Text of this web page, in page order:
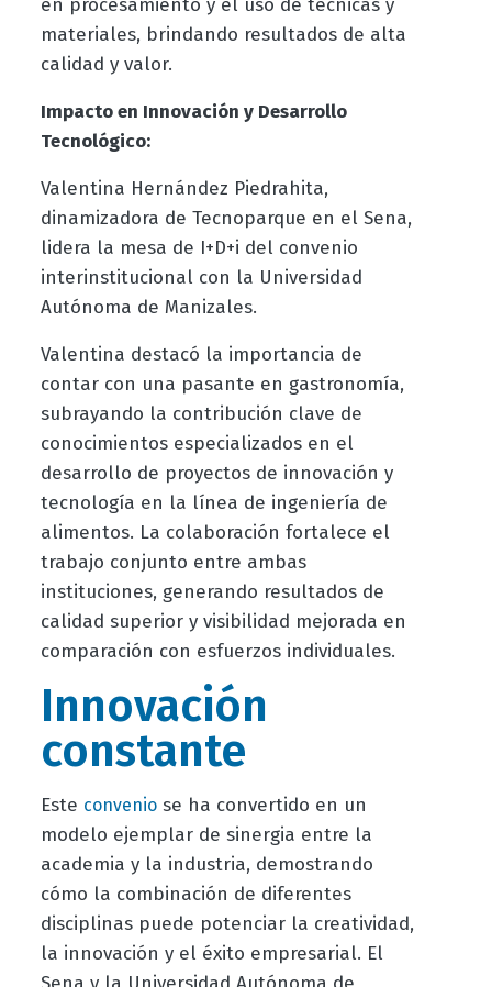
en procesamiento y el uso de técnicas y
materiales, brindando resultados de alta
calidad y valor.
Impacto en Innovación y Desarrollo
Tecnológico:
Valentina Hernández Piedrahita,
dinamizadora de Tecnoparque en el Sena,
lidera la mesa de I+D+i del convenio
interinstitucional con la Universidad
Autónoma de Manizales.
Valentina destacó la importancia de
contar con una pasante en gastronomía,
subrayando la contribución clave de
conocimientos especializados en el
desarrollo de proyectos de innovación y
tecnología en la línea de ingeniería de
alimentos. La colaboración fortalece el
trabajo conjunto entre ambas
instituciones, generando resultados de
calidad superior y visibilidad mejorada en
comparación con esfuerzos individuales.
Innovación
constante
Este conveniose ha convertido en un
modelo ejemplar de sinergia entre la
academia y la industria, demostrando
cómo la combinación de diferentes
disciplinas puede potenciar la creatividad,
la innovación y el éxito empresarial. El